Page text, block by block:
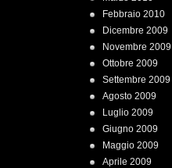
Febbraio 2010
Dicembre 2009
Novembre 2009
Ottobre 2009
Settembre 2009
Agosto 2009
Luglio 2009
Giugno 2009
Maggio 2009
Aprile 2009